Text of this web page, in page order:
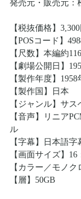
発売元・販売元：
【税抜価格】3,300
【POSコード】
【尺数】本編約
【劇場公開日】
【製作年度】1958
【製作国】日本
【ジャンル】サ
【音声】リニア
ル
【字幕】日本語字
【画面サイズ】
【カラー／モノ
【層】50GB